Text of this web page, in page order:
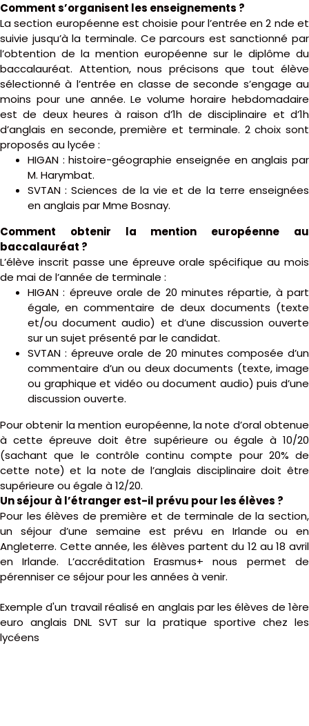
Comment s’organisent les enseignements ?
La section européenne est choisie pour l’entrée en 2 nde et
suivie jusqu’à la terminale. Ce parcours est sanctionné par
l’obtention de la mention européenne sur le diplôme du
baccalauréat. Attention, nous précisons que tout élève
sélectionné à l’entrée en classe de seconde s’engage au
moins pour une année. Le volume horaire hebdomadaire
est de deux heures à raison d’1h de disciplinaire et d’1h
d’anglais en seconde, première et terminale. 2 choix sont
proposés au lycée :
HIGAN : histoire-géographie enseignée en anglais par
M. Harymbat.
SVTAN : Sciences de la vie et de la terre enseignées
en anglais par Mme Bosnay.
Comment obtenir la mention européenne au
baccalauréat ?
L’élève inscrit passe une épreuve orale spécifique au mois
de mai de l’année de terminale :
HIGAN : épreuve orale de 20 minutes répartie, à part
égale, en commentaire de deux documents (texte
et/ou document audio) et d’une discussion ouverte
sur un sujet présenté par le candidat.
SVTAN : épreuve orale de 20 minutes composée d’un
commentaire d’un ou deux documents (texte, image
ou graphique et vidéo ou document audio) puis d’une
discussion ouverte.
Pour obtenir la mention européenne, la note d’oral obtenue
à cette épreuve doit être supérieure ou égale à 10/20
(sachant que le contrôle continu compte pour 20% de
cette note) et la note de l’anglais disciplinaire doit être
supérieure ou égale à 12/20.
Un séjour à l’étranger est-il prévu pour les élèves ?
Pour les élèves de première et de terminale de la section,
un séjour d’une semaine est prévu en Irlande ou en
Angleterre. Cette année, les élèves partent du 12 au 18 avril
en Irlande. L’accréditation Erasmus+ nous permet de
pérenniser ce séjour pour les années à venir.
Exemple d'un travail réalisé en anglais par les élèves de 1ère
euro anglais DNL SVT sur la pratique sportive chez les
lycéens